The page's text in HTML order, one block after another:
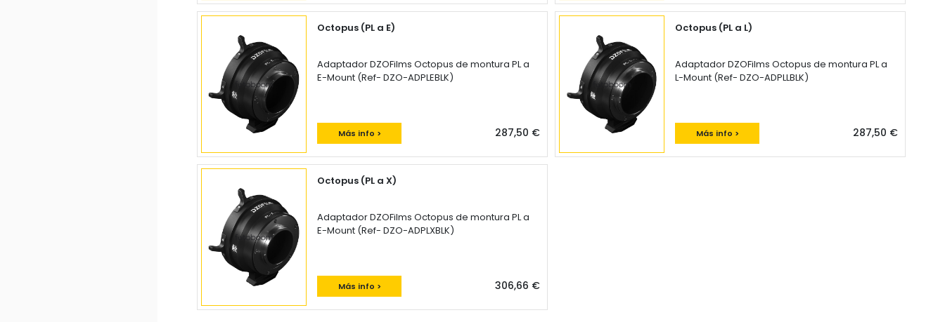
Octopus (PL a E)
Adaptador DZOFilms Octopus de montura PL a
E-Mount (Ref- DZO-ADPLEBLK)
Más info > 287,50 €
Octopus (PL a L)
Adaptador DZOFilms Octopus de montura PL a
L-Mount (Ref- DZO-ADPLLBLK)
Más info > 287,50 €
Octopus (PL a X)
Adaptador DZOFilms Octopus de montura PL a
E-Mount (Ref- DZO-ADPLXBLK)
Más info > 306,66 €